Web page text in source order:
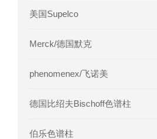
美国Supelco
Merck/德国默克
phenomenex/飞诺美
德国比绍夫Bischoff色谱柱
伯乐色谱柱